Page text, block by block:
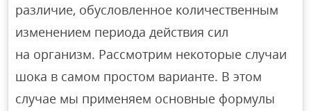
различие, обусловленное количественным
изменением периода действия сил
на организм. Рассмотрим некоторые случаи
шока в самом простом варианте. В этом
случае мы применяем основные формулы